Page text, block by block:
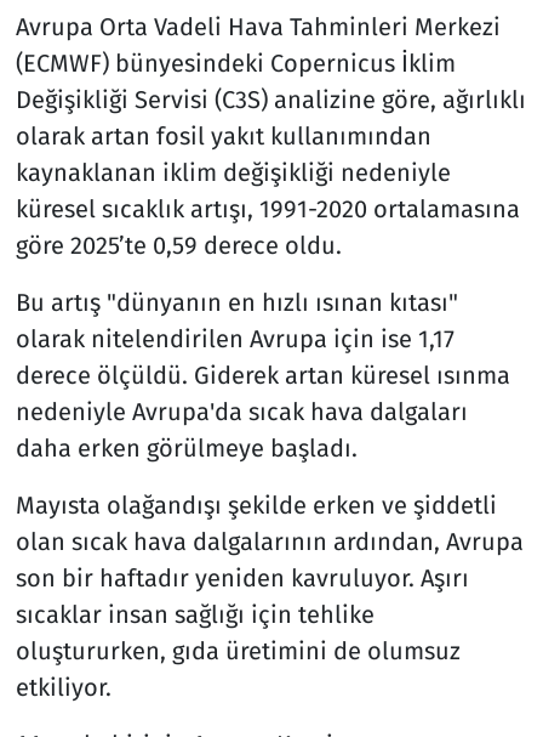
Avrupa Orta Vadeli Hava Tahminleri Merkezi
(ECMWF) bünyesindeki Copernicus İklim
Değişikliği Servisi (C3S) analizine göre, ağırlıklı
olarak artan fosil yakıt kullanımından
kaynaklanan iklim değişikliği nedeniyle
küresel sıcaklık artışı, 1991-2020 ortalamasına
göre 2025’te 0,59 derece oldu.
Bu artış "dünyanın en hızlı ısınan kıtası"
olarak nitelendirilen Avrupa için ise 1,17
derece ölçüldü. Giderek artan küresel ısınma
nedeniyle Avrupa'da sıcak hava dalgaları
daha erken görülmeye başladı.
Mayısta olağandışı şekilde erken ve şiddetli
olan sıcak hava dalgalarının ardından, Avrupa
son bir haftadır yeniden kavruluyor. Aşırı
sıcaklar insan sağlığı için tehlike
oluştururken, gıda üretimini de olumsuz
etkiliyor.
Spor
Teknoloji ve Bilim
Televizyon